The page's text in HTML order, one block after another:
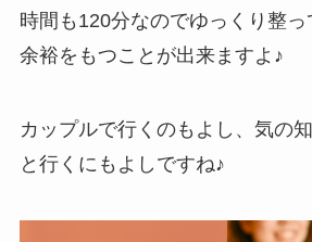
時間も120分なのでゆっくり整っ
余裕をもつことが出来ますよ♪
カップルで行くのもよし、気の
と行くにもよしですね♪